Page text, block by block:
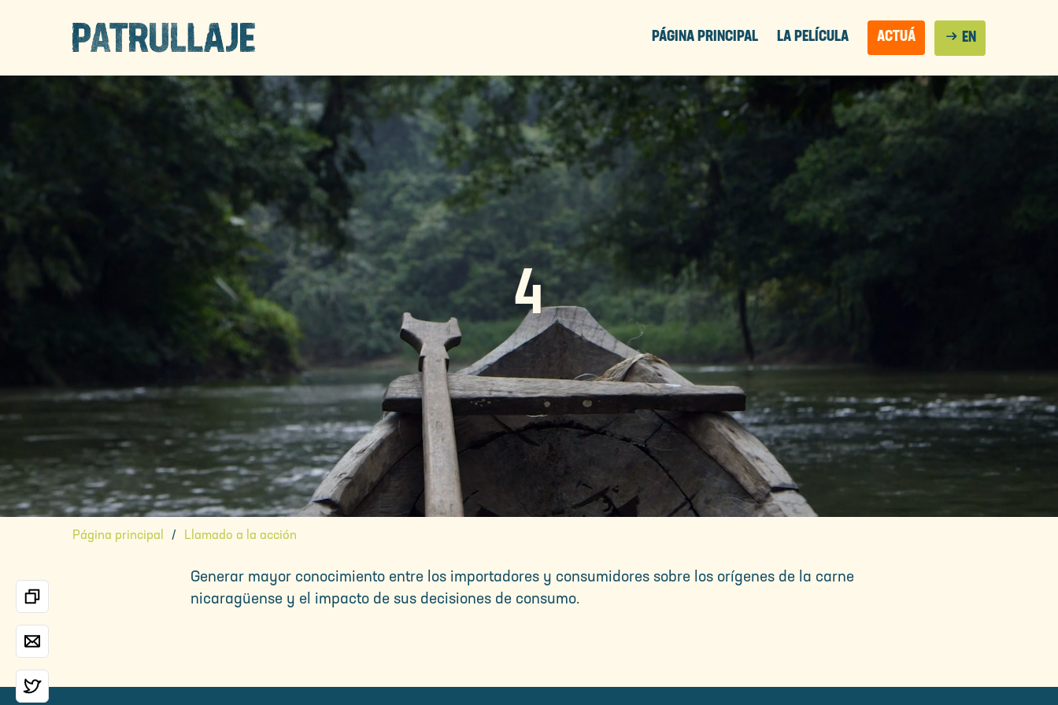
PATROL
PÁGINA PRINCIPAL LA PELÍCULA ACTUÁ arrow_right_alt EN
4
Página principal Llamado a la acción
Generar mayor conocimiento entre los importadores y consumidores sobre los orígenes de la carne
nicaragüense y el impacto de sus decisiones de consumo.